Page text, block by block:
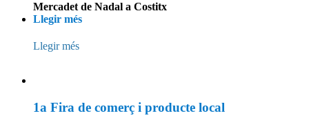
Mercadet de Nadal a Costitx
Llegir més
Llegir més
1a Fira de comerç i producte local